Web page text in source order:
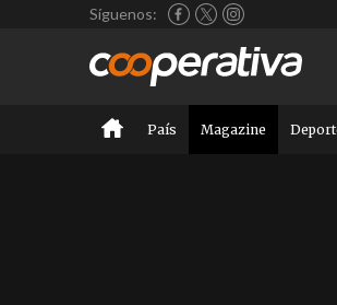
Síguenos:
País Magazine